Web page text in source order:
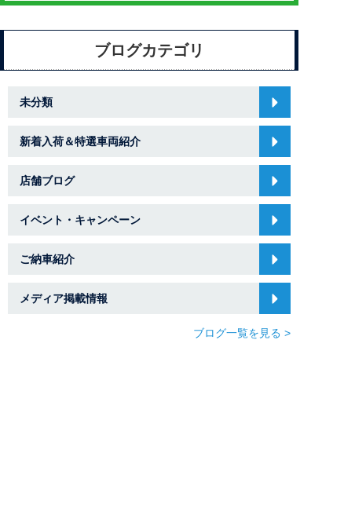
ブログカテゴリ
未分類
新着入荷＆特選車両紹介
店舗ブログ
イベント・キャンペーン
ご納車紹介
メディア掲載情報
ブログ一覧を見る >